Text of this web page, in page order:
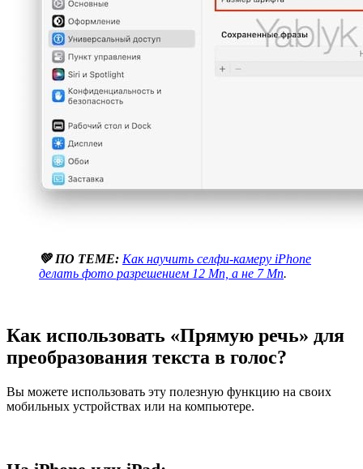
💚 ПО ТЕМЕ: Как научить селфи-камеру iPhone
делать фото разрешением 12 Мп, а не 7 Мп.
Как использовать «Прямую речь» для
преобразования текста в голос?
Вы можете использовать эту полезную функцию на своих
мобильных устройствах или на компьютере.